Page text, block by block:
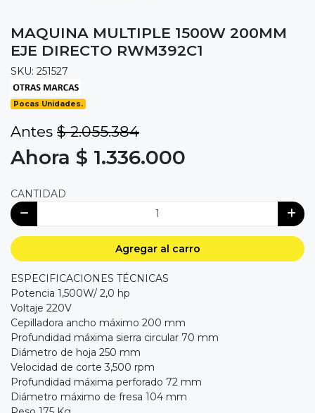
MAQUINA MULTIPLE 1500W 200MM
EJE DIRECTO RWM392C1
SKU: 251527
Pocas Unidades.
Antes $ 2.055.384
Ahora $ 1.336.000
CANTIDAD
Agregar al carro
ESPECIFICACIONES TÉCNICAS
Potencia 1,500W/ 2,0 hp
Voltaje 220V
Cepilladora ancho máximo 200 mm
Profundidad máxima sierra circular 70 mm
Diámetro de hoja 250 mm
Velocidad de corte 3,500 rpm
Profundidad máxima perforado 72 mm
Diámetro máximo de fresa 104 mm